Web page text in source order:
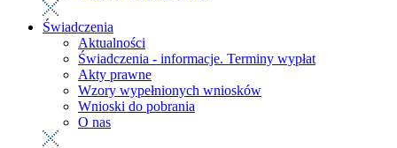
Świadczenia
Aktualności
Świadczenia - informacje. Terminy wypłat
Akty prawne
Wzory wypełnionych wniosków
Wnioski do pobrania
O nas